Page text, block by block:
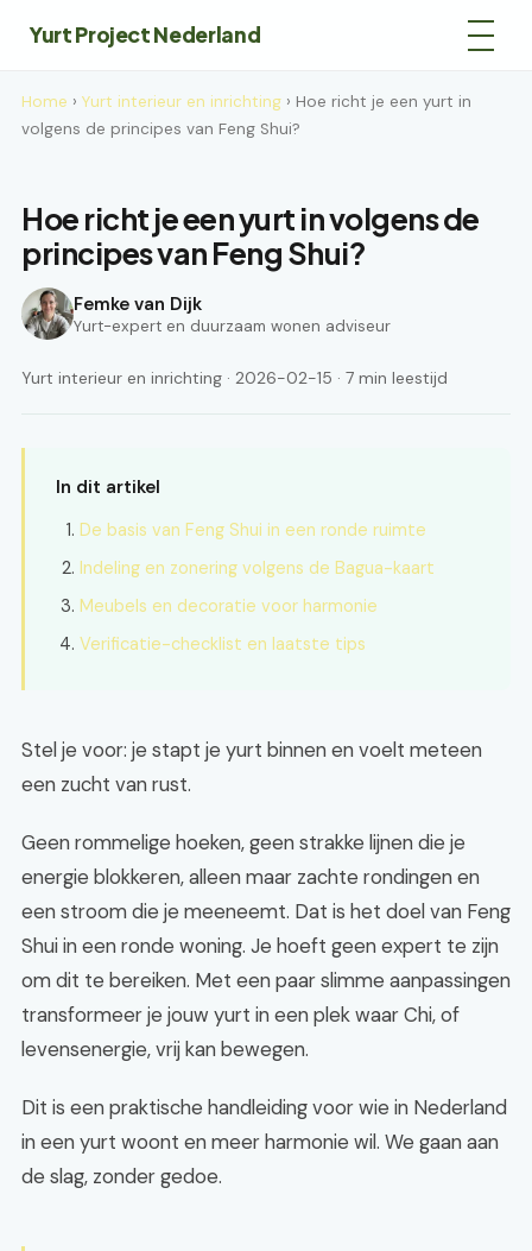
Yurt Project Nederland
Home › Yurt interieur en inrichting › Hoe richt je een yurt in
volgens de principes van Feng Shui?
Hoe richt je een yurt in volgens de
principes van Feng Shui?
Femke van Dijk
Yurt-expert en duurzaam wonen adviseur
Yurt interieur en inrichting · 2026-02-15 · 7 min leestijd
In dit artikel
De basis van Feng Shui in een ronde ruimte
Indeling en zonering volgens de Bagua-kaart
Meubels en decoratie voor harmonie
Verificatie-checklist en laatste tips
Stel je voor: je stapt je yurt binnen en voelt meteen
een zucht van rust.
Geen rommelige hoeken, geen strakke lijnen die je
energie blokkeren, alleen maar zachte rondingen en
een stroom die je meeneemt. Dat is het doel van Feng
Shui in een ronde woning. Je hoeft geen expert te zijn
om dit te bereiken. Met een paar slimme aanpassingen
transformeer je jouw yurt in een plek waar Chi, of
levensenergie, vrij kan bewegen.
Dit is een praktische handleiding voor wie in Nederland
in een yurt woont en meer harmonie wil. We gaan aan
de slag, zonder gedoe.